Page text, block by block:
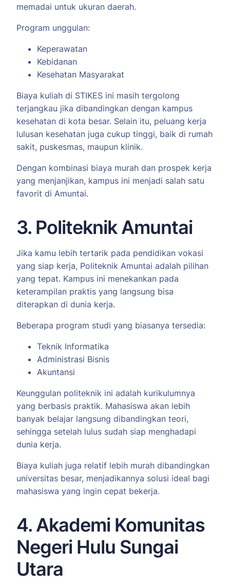
memadai untuk ukuran daerah.
Program unggulan:
Keperawatan
Kebidanan
Kesehatan Masyarakat
Biaya kuliah di STIKES ini masih tergolong
terjangkau jika dibandingkan dengan kampus
kesehatan di kota besar. Selain itu, peluang kerja
lulusan kesehatan juga cukup tinggi, baik di rumah
sakit, puskesmas, maupun klinik.
Dengan kombinasi biaya murah dan prospek kerja
yang menjanjikan, kampus ini menjadi salah satu
favorit di Amuntai.
3. Politeknik Amuntai
Jika kamu lebih tertarik pada pendidikan vokasi
yang siap kerja, Politeknik Amuntai adalah pilihan
yang tepat. Kampus ini menekankan pada
keterampilan praktis yang langsung bisa
diterapkan di dunia kerja.
Beberapa program studi yang biasanya tersedia:
Teknik Informatika
Administrasi Bisnis
Akuntansi
Keunggulan politeknik ini adalah kurikulumnya
yang berbasis praktik. Mahasiswa akan lebih
banyak belajar langsung dibandingkan teori,
sehingga setelah lulus sudah siap menghadapi
dunia kerja.
Biaya kuliah juga relatif lebih murah dibandingkan
universitas besar, menjadikannya solusi ideal bagi
mahasiswa yang ingin cepat bekerja.
4. Akademi Komunitas
Negeri Hulu Sungai
Utara